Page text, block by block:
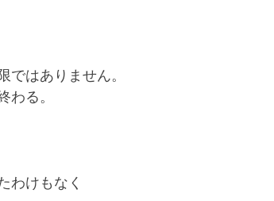
ではありません。
わる。
わけもなく